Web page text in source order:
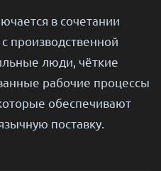
в сочетании
производственной
люди, чёткие
рабочие процессы
обеспечивают
поставку.